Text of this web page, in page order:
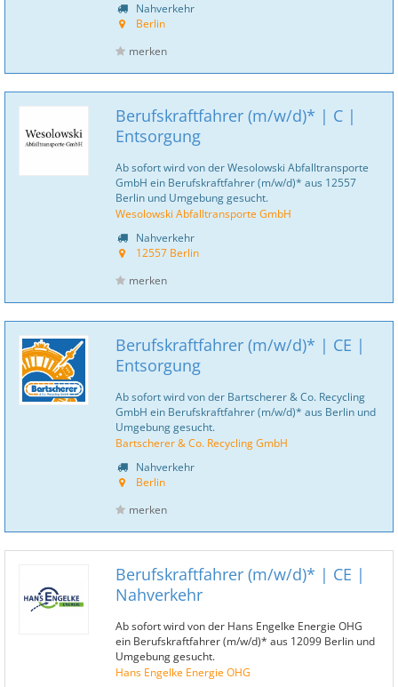
Nahverkehr
Berlin
merken
Berufskraftfahrer (m/w/d)* | C |
Entsorgung
Ab sofort wird von der Wesolowski Abfalltransporte
GmbH ein Berufskraftfahrer (m/w/d)* aus 12557
Berlin und Umgebung gesucht.
Wesolowski Abfalltransporte GmbH
Nahverkehr
12557 Berlin
merken
Berufskraftfahrer (m/w/d)* | CE |
Entsorgung
Ab sofort wird von der Bartscherer & Co. Recycling
GmbH ein Berufskraftfahrer (m/w/d)* aus Berlin und
Umgebung gesucht.
Bartscherer & Co. Recycling GmbH
Nahverkehr
Berlin
merken
Berufskraftfahrer (m/w/d)* | CE |
Nahverkehr
Ab sofort wird von der Hans Engelke Energie OHG
ein Berufskraftfahrer (m/w/d)* aus 12099 Berlin und
Umgebung gesucht.
Hans Engelke Energie OHG